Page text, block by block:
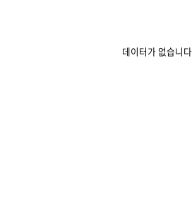
데이터가 없습니